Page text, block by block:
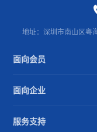
地址：深圳市南山区粤
面向会员
面向企业
服务支持